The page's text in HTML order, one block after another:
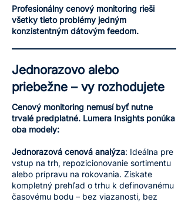
Profesionálny cenový monitoring rieši
všetky tieto problémy jedným
konzistentným dátovým feedom.
Jednorazovo alebo
priebežne – vy rozhodujete
Cenový monitoring nemusí byť nutne
trvalé predplatné. Lumera Insights ponúka
oba modely:
Jednorazová cenová analýza: Ideálna pre
vstup na trh, repozicionovanie sortimentu
alebo prípravu na rokovania. Získate
kompletný prehľad o trhu k definovanému
časovému bodu – bez viazanosti, bez